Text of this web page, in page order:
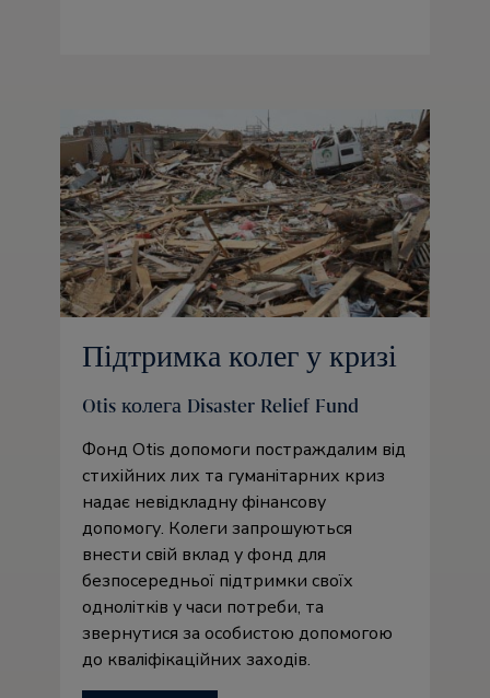
Підтримка колег у кризі
Otis колега Disaster Relief Fund
Фонд Otis допомоги постраждалим від
стихійних лих та гуманітарних криз
надає невідкладну фінансову
допомогу. Колеги запрошуються
внести свій вклад у фонд для
безпосередньої підтримки своїх
однолітків у часи потреби, та
звернутися за особистою допомогою
до кваліфікаційних заходів.